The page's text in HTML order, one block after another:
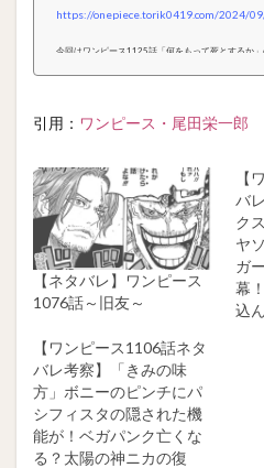
今回はワンピース1125話「何をもって死とするか
を進め、四皇たちの戦いやベガパンクの殺害といっ
引用： ワンピース・尾田栄一郎
【ネタバレ】ワンピース
1076話～旧友～
【
バ
ク
ヤ
ガ
幕
込
【ワンピース1106話ネタ
バレ考察】「きみの味
方」ボニーのピンチにパ
シフィスタの隠された機
能が！ベガパンク亡くな
る？太陽の神ニカの復